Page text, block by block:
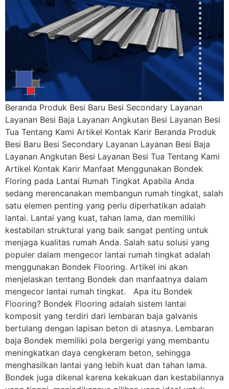
Beranda Produk Besi Baru Besi Secondary Layanan
Layanan Besi Baja Layanan Angkutan Besi Layanan Besi
Tua Tentang Kami Artikel Kontak Karir Beranda Produk
Besi Baru Besi Secondary Layanan Layanan Besi Baja
Layanan Angkutan Besi Layanan Besi Tua Tentang Kami
Artikel Kontak Karir Manfaat Menggunakan Bondek
Floring pada Lantai Rumah Tingkat Apabila Anda
sedang merencanakan membangun rumah tingkat, salah
satu elemen penting yang perlu diperhatikan adalah
lantai. Lantai yang kuat, tahan lama, dan memiliki
kestabilan struktural yang baik sangat penting untuk
menjaga kualitas rumah Anda. Salah satu solusi yang
populer dalam mengecor lantai rumah tingkat adalah
menggunakan Bondek Flooring. Artikel ini akan
menjelaskan tentang Bondek dan manfaatnya dalam
mengecor lantai rumah tingkat. Apa itu Bondek
Flooring? Bondek Flooring adalah sistem lantai
komposit yang terdiri dari lembaran baja galvanis
bertulang dengan lapisan beton di atasnya. Lembaran
baja Bondek memiliki pola bergerigi yang membantu
meningkatkan daya cengkeram beton, sehingga
menghasilkan lantai yang lebih kuat dan tahan lama.
Bondek juga dikenal karena kekakuan dan kestabilannya